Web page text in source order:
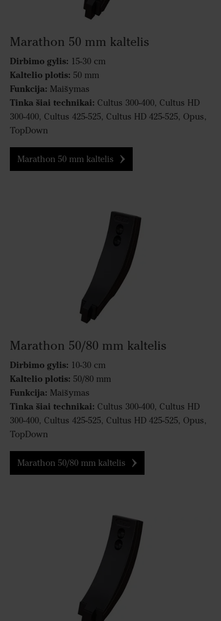
Marathon 50 mm kaltelis
Dirbimo gylis: 15-30 cm
Kaltelio plotis: 50 mm
Funkcija: Maišymas
Tinka šiai technikai: Cultus 300-400, Cultus HD
300-400, Cultus 425-525, Cultus HD 425-525, Opus,
TopDown
Marathon 50 mm kaltelis
Marathon 50/80 mm kaltelis
Dirbimo gylis: 10-30 cm
Kaltelio plotis: 50/80 mm
Funkcija: Maišymas
Tinka šiai technikai: Cultus 300-400, Cultus HD
300-400, Cultus 425-525, Cultus HD 425-525, Opus,
TopDown
Marathon 50/80 mm kaltelis